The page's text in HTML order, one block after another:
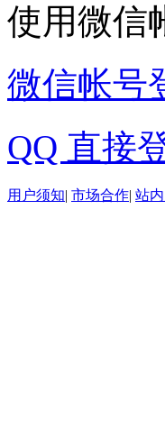
使用微信
微信帐号
QQ 直接
用户须知| 市场合作| 站